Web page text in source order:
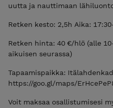
uutta ja nauttimaan
Retken kesto: 2,5h Aika:
Retken hinta: 40 €/hlö (alle
aikuisen seurassa)
Tapaamispaikka:
https://goo.gl/maps/
Voit maksaa osallistumisesi